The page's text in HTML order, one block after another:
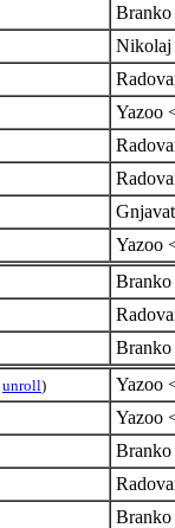
Branko
Nikolaj
Yazoo
Yazoo
Branko
Branko
unroll)
Yazoo
Yazoo
Branko
Branko